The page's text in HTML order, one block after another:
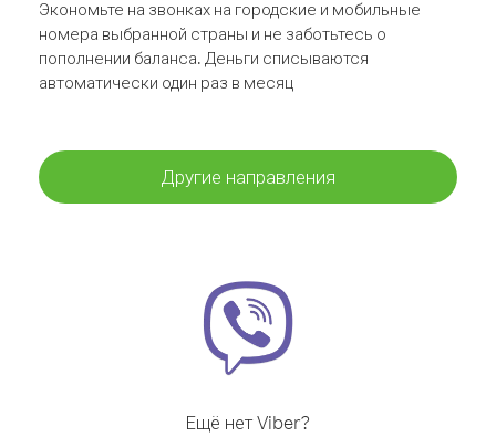
Экономьте на звонках на городские и мобильные
номера выбранной страны и не заботьтесь о
пополнении баланса. Деньги списываются
автоматически один раз в месяц
Другие направления
Ещё нет Viber?